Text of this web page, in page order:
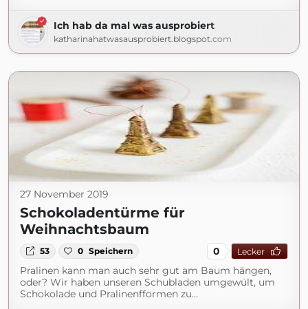
Ich hab da mal was ausprobiert
katharinahatwasausprobiert.blogspot.com
27 November 2019
Schokoladentürme für
Weihnachtsbaum
53 0 Speichern 0 Lecker
Pralinen kann man auch sehr gut am Baum hängen,
oder? Wir haben unseren Schubladen umgewült, um
Schokolade und Pralinenfformen zu...